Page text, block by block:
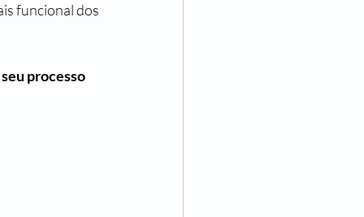
funcional dos
processo